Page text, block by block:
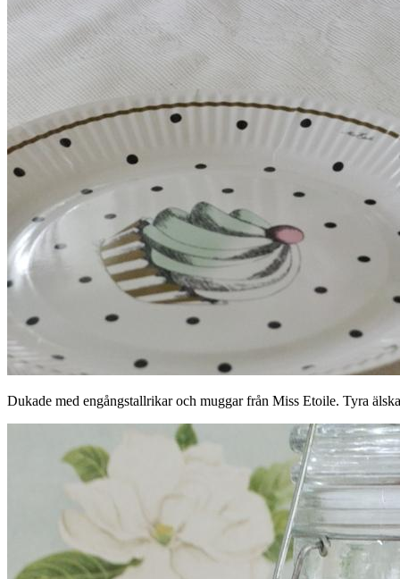
Dukade med engångstallrikar och muggar från Miss Etoile. Tyra